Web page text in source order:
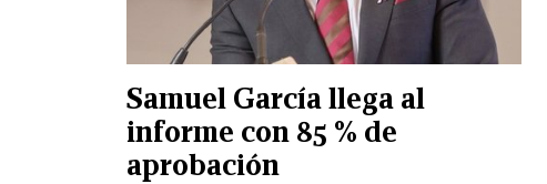
Samuel García llega al
informe con 85 % de
aprobación